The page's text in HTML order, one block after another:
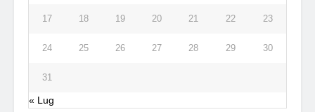
17 18 19 20 21 22 23
24 25 26 27 28 29 30
31
« Lug